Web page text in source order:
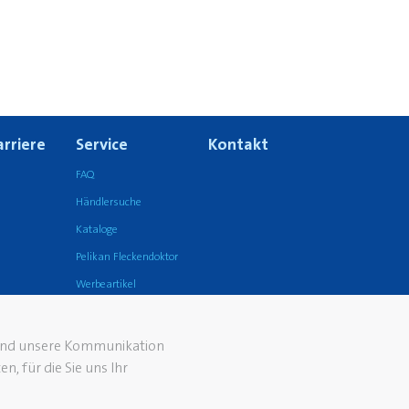
Service
FAQ
Händlersuche
Kataloge
Pelikan Fleckendoktor
Werbeartikel
Kontakt
unsere Kommunikation
für die Sie uns Ihr